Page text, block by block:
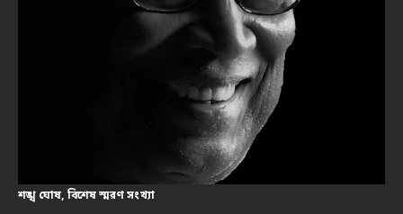
শঙ্খ ঘোষ, বিশেষ স্মরণ সংখ্যা